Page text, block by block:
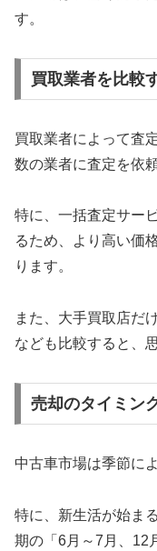
す。
買取業者を比較
買取業者によって査
数の業者に査定を依
特に、一括査定サー
るため、より高い価
ります。
また、大手買取店だ
なども比較すると、
売却のタイミン
中古車市場は季節に
特に、新生活が始ま
期の「6月～7月、12